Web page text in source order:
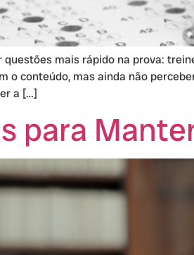
mais rápido na prova:
o conteúdo, mas ainda não
a […]
para